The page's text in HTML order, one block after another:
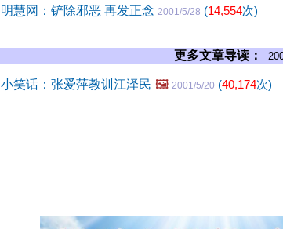
明慧网：铲除邪恶 再发正念 2001/5/28 (14,554次)
更多文章导读：
小笑话：张爱萍教训江泽民 🖼️ 2001/5/20 (40,174次)